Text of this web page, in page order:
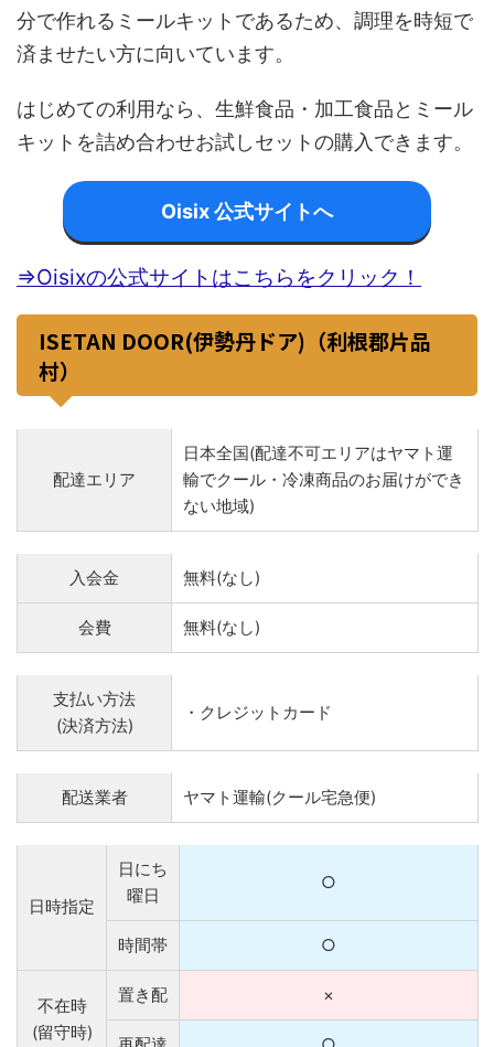
分で作れるミールキットであるため、調理を時短で
済ませたい方に向いています。
はじめての利用なら、生鮮食品・加工食品とミール
キットを詰め合わせお試しセットの購入できます。
Oisix 公式サイトへ
⇒Oisixの公式サイトはこちらをクリック！
ISETAN DOOR(伊勢丹ドア)（利根郡片品
村）
配達エリア
日本全国(配達不可エリアはヤマト運
輸でクール・冷凍商品のお届けができ
ない地域)
入会金 無料(なし)
会費 無料(なし)
支払い方法
(決済方法)
・クレジットカード
配送業者 ヤマト運輸(クール宅急便)
日時指定
日にち
曜日
○
時間帯 ○
不在時
(留守時)
置き配 ×